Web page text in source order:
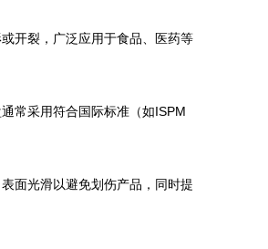
开裂，广泛应用于食品、医药等
常采用符合国际标准（如ISPM
面光滑以避免划伤产品，同时提